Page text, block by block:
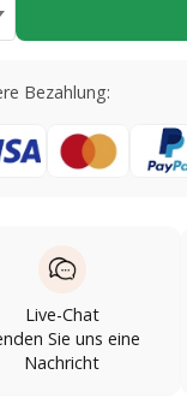
Bezahlung:
Live-Chat
Sie uns eine
Nachricht